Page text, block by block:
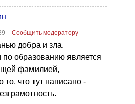
Сообщить модератору
добра и зла.
образованию является
фамилией,
то, что тут написано -